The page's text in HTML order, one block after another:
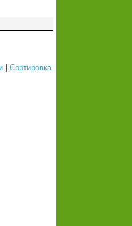
Сортировка